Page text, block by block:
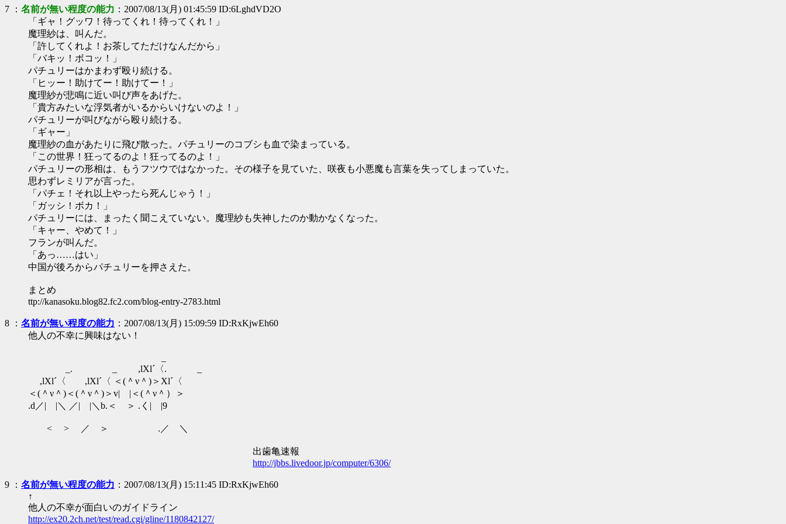
7 ： 名前が無い程度の能力 ：2007/08/13(月) 01:45:59 ID:6LghdVD2O
「ギャ！グッワ！待ってくれ！待ってくれ！」
魔理紗は、叫んだ。
「許してくれよ！お茶してただけなんだから」
「バキッ！ボコッ！」
パチュリーはかまわず殴り続ける。
「ヒッー！助けてー！助けてー！」
魔理紗が悲鳴に近い叫び声をあげた。
「貴方みたいな浮気者がいるからいけないのよ！」
パチュリーが叫びながら殴り続ける。
「ギャー」
魔理紗の血があたりに飛び散った。パチュリーのコブシも血で染まっている。
「この世界！狂ってるのよ！狂ってるのよ！」
パチュリーの形相は、もうフツウではなかった。その様子を見ていた、咲夜も小悪魔も言葉を失ってしまっていた。
思わずレミリアが言った。
「パチェ！それ以上やったら死んじゃう！」
「ガッシ！ボカ！」
パチュリーには、まったく聞こえていない。魔理紗も失神したのか動かなくなった。
「キャー、やめて！」
フランが叫んだ。
「あっ……はい」
中国が後ろからパチュリーを押さえた。
まとめ
ttp://kanasoku.blog82.fc2.com/blog-entry-2783.html
8 ： 名前が無い程度の能力 ：2007/08/13(月) 15:09:59 ID:RxKjwEh60
他人の不幸に興味はない！
_. _ ,lXl´〈. _
,lXl´〈 ,lXl´〈 ＜(＾ν＾)＞Xl´〈
＜(＾ν＾)＜(＾ν＾)＞v| |＜(＾ν＾）＞
.d／| |＼ ／| |＼b.＜ ＞ .く| |9
< > ／ ＞ .／ ＼
出歯亀速報
http://jbbs.livedoor.jp/computer/6306/
9 ： 名前が無い程度の能力 ：2007/08/13(月) 15:11:45 ID:RxKjwEh60
↑
他人の不幸が面白いのガイドライン
http://ex20.2ch.net/test/read.cgi/gline/1180842127/